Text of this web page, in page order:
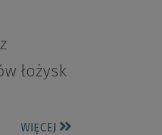
łożysk
WIĘCEJ